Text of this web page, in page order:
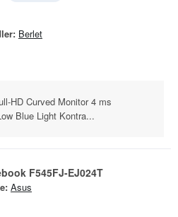
Berlet
HD Curved Monitor 4 ms
Blue Light Kontra...
F545FJ-EJ024T
Asus